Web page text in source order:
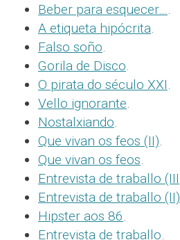
Beber para esquecer….
A etiqueta hipócrita.
Falso soño.
Gorila de Disco.
O pirata do século XXI.
Vello ignorante.
Nostalxiando.
Que vivan os feos (II).
Que vivan os feos.
Entrevista de traballo (III
Entrevista de traballo (II)
Hipster aos 86.
Entrevista de traballo.